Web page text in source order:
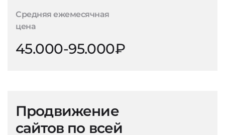
Средняя ежемесячная
цена
45.000-95.000₽
Продвижение
сайтов по всей